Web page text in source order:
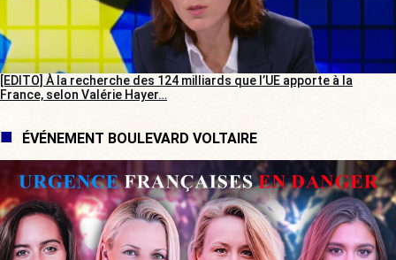
[EDITO] À la recherche des 124 milliards que l’UE apporte à la
France, selon Valérie Hayer…
ÉVÉNEMENT BOULEVARD VOLTAIRE